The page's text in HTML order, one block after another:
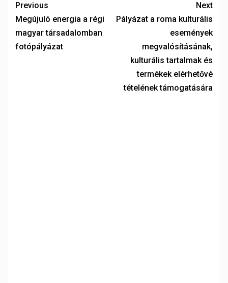
Previous
Megújuló energia a régi
magyar társadalomban
fotópályázat
Next
Pályázat a roma kulturális
események
megvalósításának,
kulturális tartalmak és
termékek elérhetővé
tételének támogatására